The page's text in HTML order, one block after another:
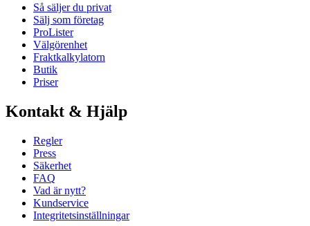
Så säljer du privat
Sälj som företag
ProLister
Välgörenhet
Fraktkalkylatorn
Butik
Priser
Kontakt & Hjälp
Regler
Press
Säkerhet
FAQ
Vad är nytt?
Kundservice
Integritetsinställningar